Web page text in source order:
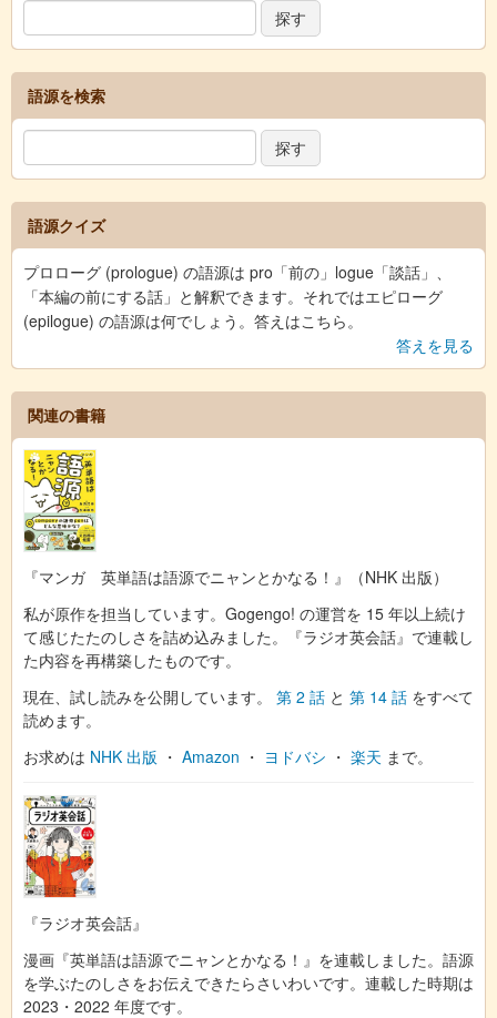
語源を検索
語源クイズ
プロローグ (prologue) の語源は pro「前の」logue「談話」、
「本編の前にする話」と解釈できます。それではエピローグ
(epilogue) の語源は何でしょう。答えはこちら。
答えを見る
関連の書籍
『マンガ 英単語は語源でニャンとかなる！』（NHK 出版）
私が原作を担当しています。Gogengo! の運営を 15 年以上続け
て感じたたのしさを詰め込みました。『ラジオ英会話』で連載し
た内容を再構築したものです。
現在、試し読みを公開しています。 第 2 話 と 第 14 話 をすべて
読めます。
お求めは NHK 出版 ・ Amazon ・ ヨドバシ ・ 楽天 まで。
『ラジオ英会話』
漫画『英単語は語源でニャンとかなる！』を連載しました。語源
を学ぶたのしさをお伝えできたらさいわいです。連載した時期は
2023・2022 年度です。